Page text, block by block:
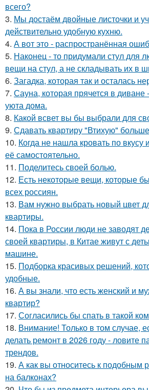
всего?
3. Мы достаём двойные листочки и
действительно удобную кухню.
4. А вот это - распространённая
5. Наконец - то придумали стул для
вещи на стул, а не складывать их в
6. Загадка, которая так и осталась
7. Сауна, которая прячется в
уюта дома.
8. Какой всвет вы бы выбрали для
9. Сдавать квартиру "Втихую"
10. Когда не нашла кровать по вкусу
её самостоятельно.
11. Поделитесь своей болью.
12. Есть некоторые вещи, которые
всех россиян.
13. Вам нужно выбрать новый цвет
квартиры.
14. Пока в России люди не заводят
своей квартиры, в Китае живут с
машине.
15. Подборка красивых решений,
удобные.
16. А вы знали, что есть женский и
квартир?
17. Согласились бы спать в такой
18. Внимание! Только в том случае,
делать ремонт в 2026 году - ловите
трендов.
19. А как вы относитесь к подобным
на балконах?